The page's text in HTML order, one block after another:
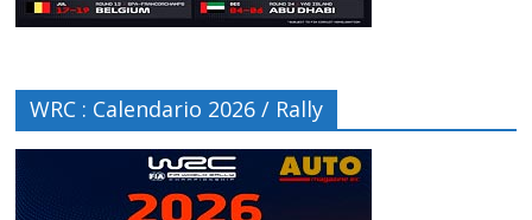
WRC : Calendario 2026 / Rally